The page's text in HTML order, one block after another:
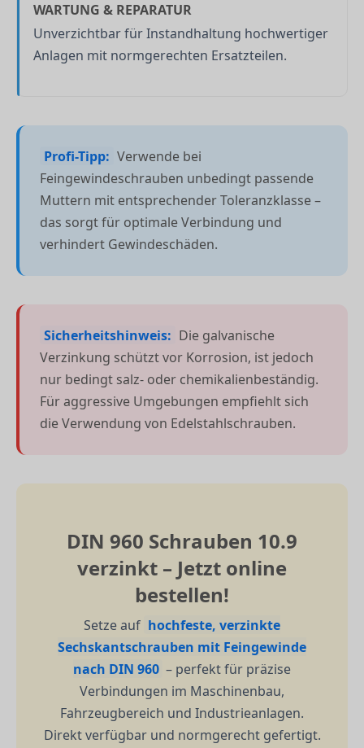
WARTUNG & REPARATUR
Unverzichtbar für Instandhaltung hochwertiger
Anlagen mit normgerechten Ersatzteilen.
Profi-Tipp: Verwende bei
Feingewindeschrauben unbedingt passende
Muttern mit entsprechender Toleranzklasse –
das sorgt für optimale Verbindung und
verhindert Gewindeschäden.
Sicherheitshinweis: Die galvanische
Verzinkung schützt vor Korrosion, ist jedoch
nur bedingt salz- oder chemikalienbeständig.
Für aggressive Umgebungen empfiehlt sich
die Verwendung von Edelstahlschrauben.
DIN 960 Schrauben 10.9
verzinkt – Jetzt online
bestellen!
Setze auf hochfeste, verzinkte
Sechskantschrauben mit Feingewinde
nach DIN 960 – perfekt für präzise
Verbindungen im Maschinenbau,
Fahrzeugbereich und Industrieanlagen.
Direkt verfügbar und normgerecht gefertigt.